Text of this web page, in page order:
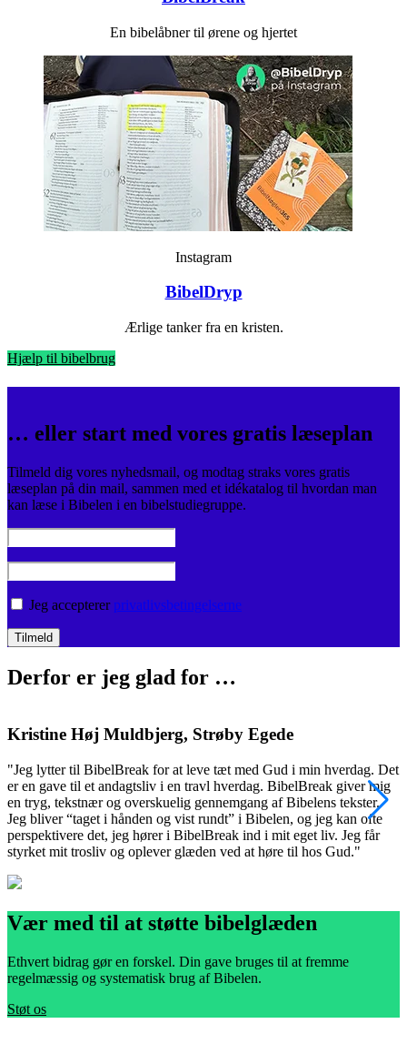
En bibelåbner til ørene og hjertet
Instagram
BibelDryp
Ærlige tanker fra en kristen.
Hjælp til bibelbrug
… eller start med vores gratis læseplan
Tilmeld dig vores nyhedsmail, og modtag straks vores gratis
læseplan på din mail, sammen med et idékatalog til hvordan man
kan læse i Bibelen i en bibelstudiegruppe.
Jeg accepterer privatlivsbetingelserne
Derfor er jeg glad for …
Kristine Høj Muldbjerg, Strøby Egede
"Jeg lytter til BibelBreak for at leve tæt med Gud i min hverdag. Det
er en gave til et andagtsliv i en travl hverdag. BibelBreak giver mig
en tryg, tekstnær og overskuelig gennemgang af Bibelens tekster.
Jeg bliver “taget i hånden og vist rundt” i Bibelen, og jeg kan ofte
perspektivere det, jeg hører i BibelBreak ind i mit eget liv. Jeg får
styrket mit trosliv og oplever glæden ved at høre til hos Gud."
Vær med til at støtte bibelglæden
Ethvert bidrag gør en forskel. Din gave bruges til at fremme
regelmæssig og systematisk brug af Bibelen.
Støt os